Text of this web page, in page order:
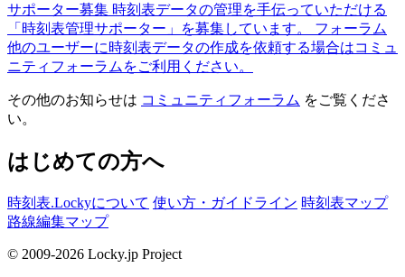
サポーター募集 時刻表データの管理を手伝っていただける
「時刻表管理サポーター」を募集しています。
フォーラム
他のユーザーに時刻表データの作成を依頼する場合はコミュ
ニティフォーラムをご利用ください。
その他のお知らせは コミュニティフォーラム をご覧くださ
い。
はじめての方へ
時刻表.Lockyについて 使い方・ガイドライン 時刻表マップ
路線編集マップ
© 2009-2026 Locky.jp Project